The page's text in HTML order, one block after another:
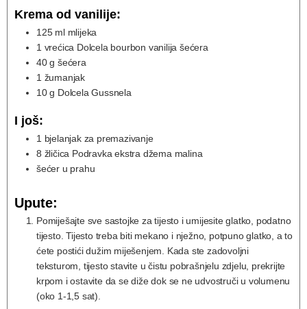
Krema od vanilije:
125 ml mlijeka
1 vrećica Dolcela bourbon vanilija šećera
40 g šećera
1 žumanjak
10 g Dolcela Gussnela
I još:
1 bjelanjak za premazivanje
8 žličica Podravka ekstra džema malina
šećer u prahu
Upute:
Pomiješajte sve sastojke za tijesto i umijesite glatko, podatno
tijesto. Tijesto treba biti mekano i nježno, potpuno glatko, a to
ćete postići dužim miješenjem. Kada ste zadovoljni
teksturom, tijesto stavite u čistu pobrašnjelu zdjelu, prekrijte
krpom i ostavite da se diže dok se ne udvostruči u volumenu
(oko 1-1,5 sat).